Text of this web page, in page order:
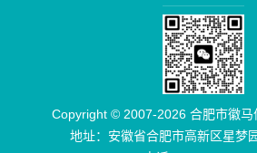
Copyright © 2007-2026 合肥市徽马
地址：安徽省合肥市高新区星梦